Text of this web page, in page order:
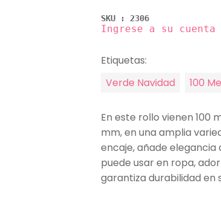
SKU : 2306
Ingrese a su
Etiquetas:
Verde Navidad
100
En este rollo vienen 100
mm, en una amplia
encaje, añade elegancia
puede usar en ropa,
garantiza durabilidad en